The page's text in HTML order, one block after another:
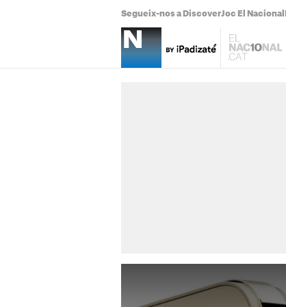
Segueix-nos a DiscoverJoc El Nacional